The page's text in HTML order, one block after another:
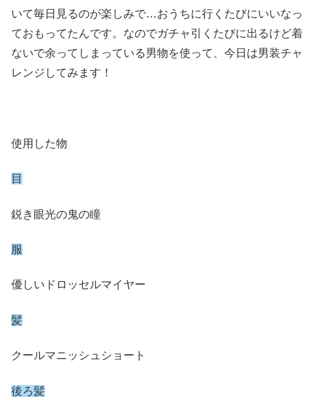
いて毎日見るのが楽しみで…おうちに行くたびにいいなっ
ておもってたんです。なのでガチャ引くたびに出るけど着
ないで余ってしまっている男物を使って、今日は男装チャ
レンジしてみます！
使用した物
目
鋭き眼光の鬼の瞳
服
優しいドロッセルマイヤー
髪
クールマニッシュショート
後ろ髪